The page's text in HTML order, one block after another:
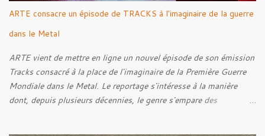
ARTE consacre un épisode de TRACKS à l'imaginaire de la guerre
dans le Metal
ARTE vient de mettre en ligne un nouvel épisode de son émission
Tracks consacré à la place de l'imaginaire de la Première Guerre
Mondiale dans le Metal. Le reportage s'intéresse à la manière
dont, depuis plusieurs décennies, le genre s'empare des